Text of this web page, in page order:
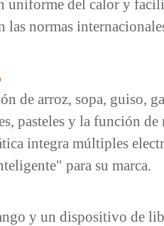
uniforme del calor y
normas
de arroz, sopa, guiso,
pasteles y la función de
integra múltiples
para su marca.
y un dispositivo de